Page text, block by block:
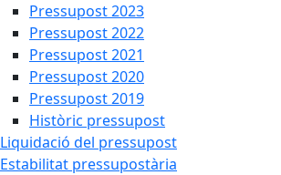
Pressupost 2023
Pressupost 2022
Pressupost 2021
Pressupost 2020
Pressupost 2019
Històric pressupost
Liquidació del pressupost
Estabilitat pressupostària